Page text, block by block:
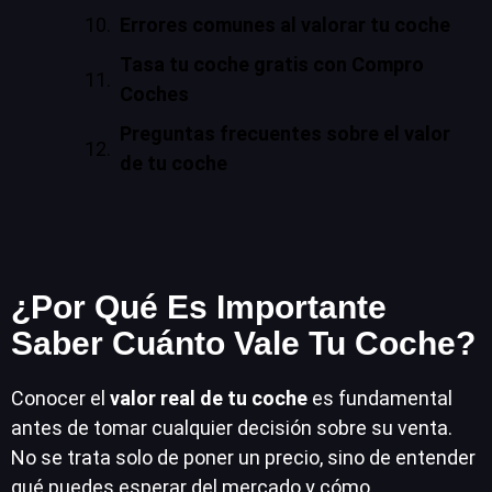
Errores comunes al valorar tu coche
Tasa tu coche gratis con Compro
Coches
Preguntas frecuentes sobre el valor
de tu coche
¿Por Qué Es Importante
Saber Cuánto Vale Tu Coche?
Conocer el valor real de tu coche es fundamental
antes de tomar cualquier decisión sobre su venta.
No se trata solo de poner un precio, sino de entender